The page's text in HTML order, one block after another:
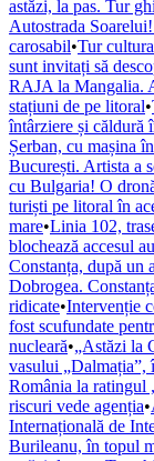
astăzi, la pas. Tur
Autostrada
carosabil•Tur
sunt invitați să
RAJA la Mangalia.
stațiuni de pe litoral•
întârziere și căldură
Șerban, cu mașina
București. Artista a
cu Bulgaria! O
turiști pe litoral în
mare•Linia 102,
blochează accesul
Constanța, după un
Dobrogea.
ridicate•Intervenție
fost scufundate
nucleară•„Astăzi la
vasului „Dalmația”,
România la ratingul
riscuri vede agenția•
Internațională de
Burileanu, în topul